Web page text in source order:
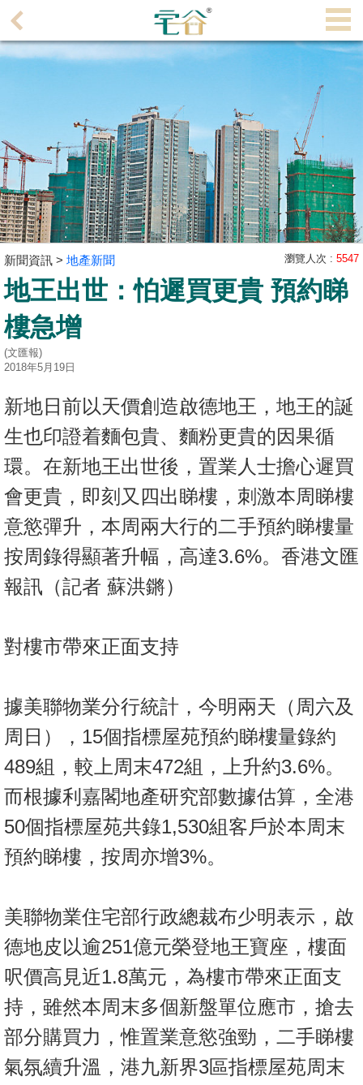
理
樓/
成
交
業
放
盤
宅
谷
按
揭
地
產
博
客
地
產
新
聞
數
據
佈
置
業
冊
關
於
們
新聞資訊 > 地產新聞 瀏覽人次 : 5547
地王出世：怕遲買更貴 預約睇
樓急增
(文匯報)
2018年5月19日
新地日前以天價創造啟德地王，地王的誕
生也印證着麵包貴、麵粉更貴的因果循
環。在新地王出世後，置業人士擔心遲買
會更貴，即刻又四出睇樓，刺激本周睇樓
意慾彈升，本周兩大行的二手預約睇樓量
按周錄得顯著升幅，高達3.6%。香港文匯
報訊（記者 蘇洪鏘）
對樓市帶來正面支持
據美聯物業分行統計，今明兩天（周六及
周日），15個指標屋苑預約睇樓量錄約
489組，較上周末472組，上升約3.6%。
而根據利嘉閣地產研究部數據估算，全港
50個指標屋苑共錄1,530組客戶於本周末
預約睇樓，按周亦增3%。
美聯物業住宅部行政總裁布少明表示，啟
德地皮以逾251億元榮登地王寶座，樓面
呎價高見近1.8萬元，為樓市帶來正面支
持，雖然本周末多個新盤單位應市，搶去
部分購買力，惟置業意慾強勁，二手睇樓
氣氛續升溫，港九新界3區指標屋苑周末